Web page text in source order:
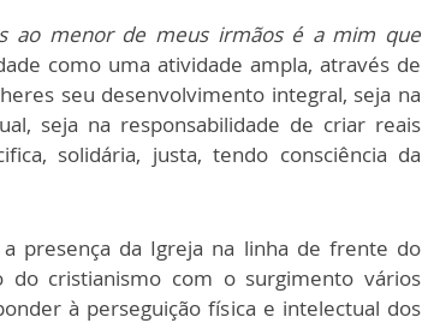
ao menor de meus irmãos é a mim que
como uma atividade ampla, através de
seu desenvolvimento integral, seja na
seja na responsabilidade de criar reais
solidária, justa, tendo consciência da
presença da Igreja na linha de frente do
do cristianismo com o surgimento vários
à perseguição física e intelectual dos